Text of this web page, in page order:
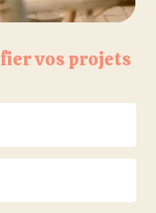
vos projets